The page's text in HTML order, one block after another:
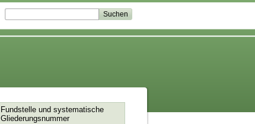
Fundstelle und systematische
Gliederungsnummer